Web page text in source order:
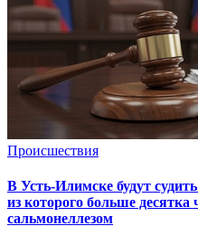
Происшествия
В Усть-Илимске будут
из которого больше десятка
сальмонеллезом